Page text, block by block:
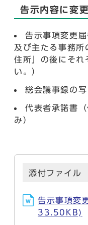
告示内容に変
告示事項変更
及び主たる事務所
住所」の後にそれ
い。）
総会議事録の写
代表者承諾書
み）
添付ファイル
告示事項変
33.50KB)